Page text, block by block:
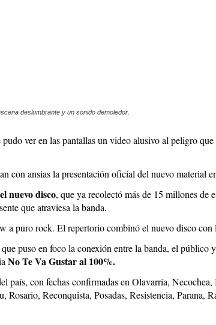
deslumbrante y un sonido demoledor.
ver en las pantallas un video alusivo al peligro
con ansias la presentación oficial del nuevo material
nuevo disco, que ya recolectó más de 15 millones de
que atraviesa la banda.
a puro rock. El repertorio combinó el nuevo disco con
puso en foco la conexión entre la banda, el público
No Te Va Gustar al 100%.
país, con fechas confirmadas en Olavarría,
Reconquista, Posadas, Resistencia, Parana,